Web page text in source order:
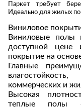
Паркет требует
Идеально для жилых
Виниловое
Виниловые полы
доступной цене
покрытие на
Главные
коммерческих и
Высокая
теплые полы